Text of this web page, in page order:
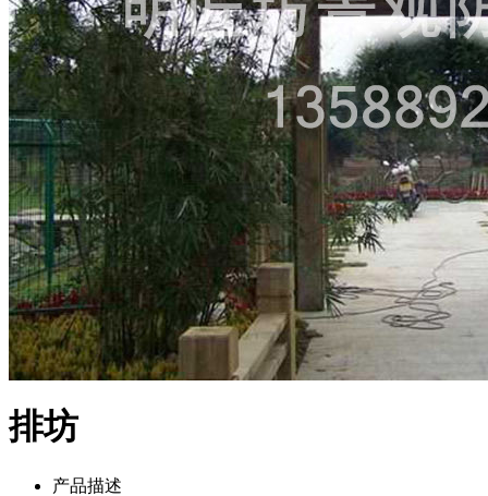
排坊
产品描述